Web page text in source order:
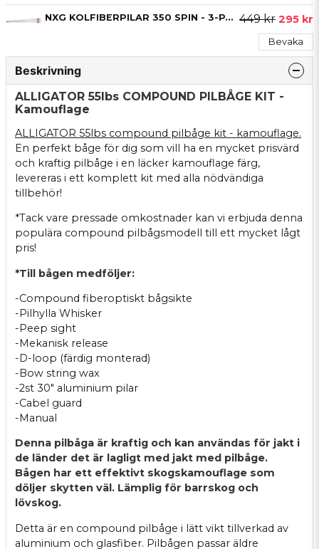
NXG KOLFIBERPILAR 350 SPIN - 3-PACK 449 kr 295 kr
Bevaka
Beskrivning
ALLIGATOR 55lbs COMPOUND PILBÅGE KIT -
Kamouflage
ALLIGATOR 55lbs compound pilbåge kit - kamouflage.
En perfekt båge för dig som vill ha en mycket prisvärd
och kraftig pilbåge i en läcker kamouflage färg,
levereras i ett komplett kit med alla nödvändiga
tillbehör!
*Tack vare pressade omkostnader kan vi erbjuda denna
populära compound pilbågsmodell till ett mycket lågt
pris!
*Till bågen medföljer:
-Compound fiberoptiskt bågsikte
-Pilhylla Whisker
-Peep sight
-Mekanisk release
-D-loop (färdig monterad)
-Bow string wax
-2st 30" aluminium pilar
-Cabel guard
-Manual
Denna pilbåga är kraftig och kan användas för jakt i
de länder det är lagligt med jakt med pilbåge.
Bågen har ett effektivt skogskamouflage som
döljer skytten väl. Lämplig för barrskog och
lövskog.
Detta är en compound pilbåge i lätt vikt tillverkad av
aluminium och glasfiber. Pilbågen passar äldre